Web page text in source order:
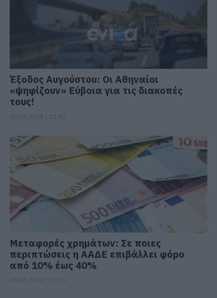
Έξοδος Αυγούστου: Οι Αθηναίοι
«ψηφίζουν» Εύβοια για τις διακοπές
τους!
Μεταφορές χρημάτων: Σε ποιες
περιπτώσεις η ΑΑΔΕ επιβάλλει φόρο
από 10% έως 40%